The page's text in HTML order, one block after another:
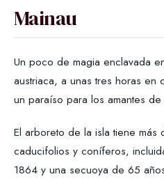
Mainau
Un poco de magia enclavada
austriaca, a unas tres horas
un paraíso para los amantes
El arboreto de la isla tiene
caducifolios y coníferos,
1864 y una secuoya de 65